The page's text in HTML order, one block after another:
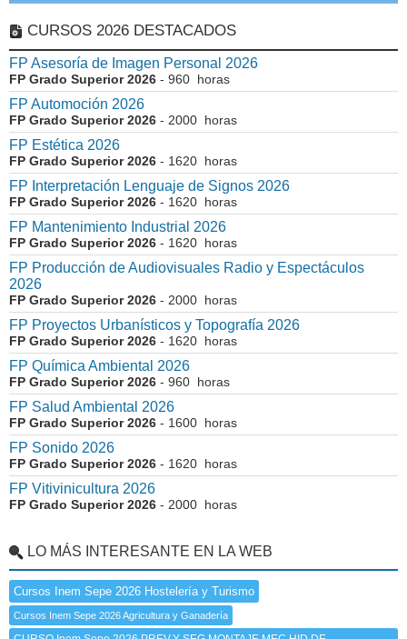
CURSOS 2026 DESTACADOS
FP Asesoría de Imagen Personal 2026
FP Grado Superior 2026 - 960 horas
FP Automoción 2026
FP Grado Superior 2026 - 2000 horas
FP Estética 2026
FP Grado Superior 2026 - 1620 horas
FP Interpretación Lenguaje de Signos 2026
FP Grado Superior 2026 - 1620 horas
FP Mantenimiento Industrial 2026
FP Grado Superior 2026 - 1620 horas
FP Producción de Audiovisuales Radio y Espectáculos
2026
FP Grado Superior 2026 - 2000 horas
FP Proyectos Urbanísticos y Topografía 2026
FP Grado Superior 2026 - 1620 horas
FP Química Ambiental 2026
FP Grado Superior 2026 - 960 horas
FP Salud Ambiental 2026
FP Grado Superior 2026 - 1600 horas
FP Sonido 2026
FP Grado Superior 2026 - 1620 horas
FP Vitivinicultura 2026
FP Grado Superior 2026 - 2000 horas
LO MÁS INTERESANTE EN LA WEB
Cursos Inem Sepe 2026 Hostelería y Turismo
Cursos Inem Sepe 2026 Agricultura y Ganadería